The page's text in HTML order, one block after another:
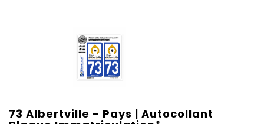
73 Albertville - Pays | Autocollant